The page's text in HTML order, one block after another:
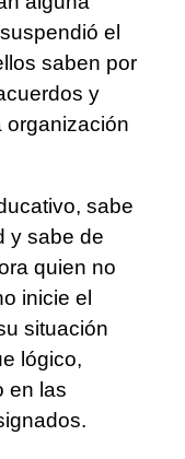
el
saben por
y
organización
sabe
y sabe de
quien no
inicie el
situación
lógico,
en las